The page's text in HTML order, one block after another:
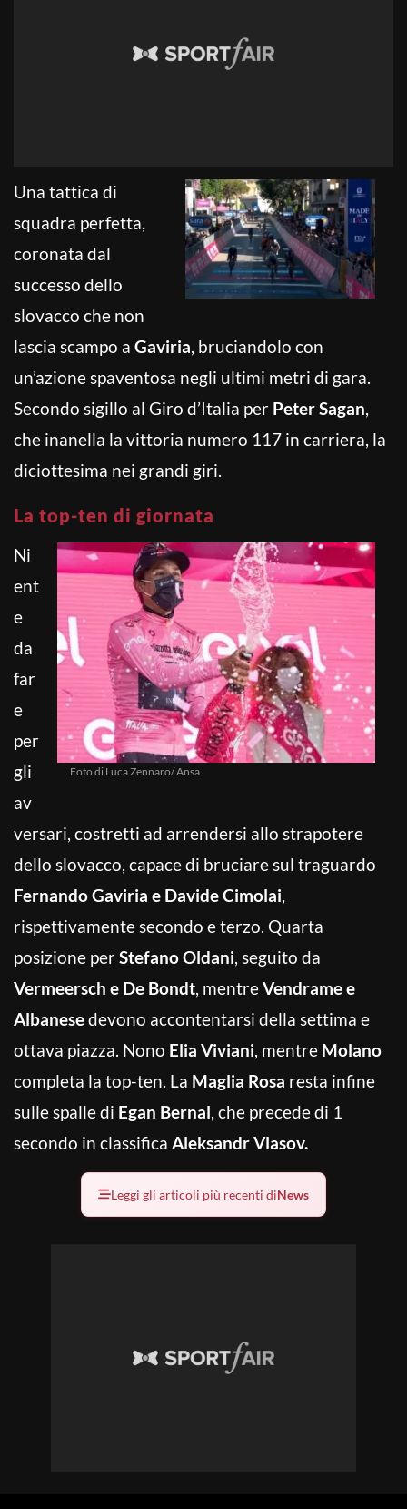
Una tattica di
squadra perfetta,
coronata dal
successo dello
slovacco che non
lascia scampo a Gaviria, bruciandolo con
un’azione spaventosa negli ultimi metri di gara.
Secondo sigillo al Giro d’Italia per Peter Sagan,
che inanella la vittoria numero 117 in carriera, la
diciottesima nei grandi giri.
La top-ten di giornata
Foto di Luca Zennaro/ Ansa
Ni
ent
e
da
far
e
per
gli
av
versari, costretti ad arrendersi allo strapotere
dello slovacco, capace di bruciare sul traguardo
Fernando Gaviria e Davide Cimolai,
rispettivamente secondo e terzo. Quarta
posizione perStefano Oldani, seguito da
Vermeersch e De Bondt, mentreVendrame e
Albanesedevono accontentarsi della settima e
ottava piazza. Nono Elia Viviani, mentre Molano
completa la top-ten. La Maglia Rosa resta infine
sulle spalle di Egan Bernal, che precede di 1
secondo in classifica Aleksandr Vlasov.
Leggi gli articoli più recenti diNews